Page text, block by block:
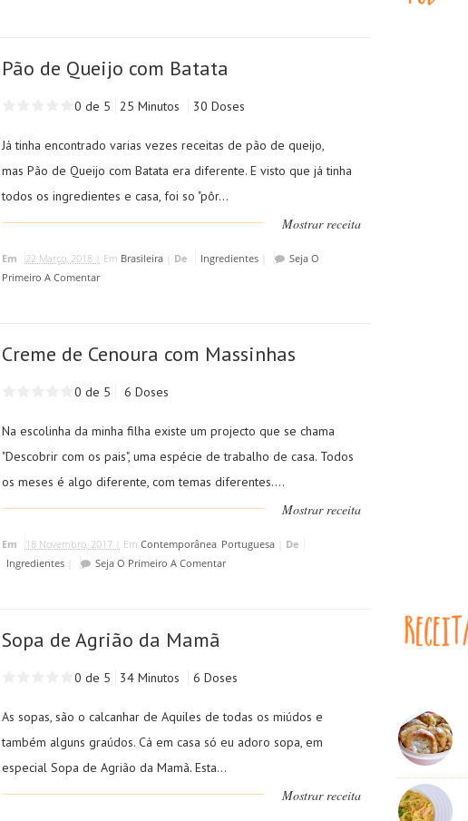
Pão de Queijo com Batata
0 de 5 25 Minutos 30 Doses
Já tinha encontrado varias vezes receitas de pão de queijo,
mas Pão de Queijo com Batata era diferente. E visto que já tinha
todos os ingredientes e casa, foi so "pôr...
Mostrar receita
Em 22 Março, 2018 | Em Brasileira| De Ingredientes|
Seja O
Primeiro A Comentar
Creme de Cenoura com Massinhas
0 de 5 6 Doses
Na escolinha da minha filha existe um projecto que se chama
"Descobrir com os pais", uma espécie de trabalho de casa. Todos
os meses é algo diferente, com temas diferentes....
Mostrar receita
Em 18 Novembro, 2017 | Em Contemporânea, Portuguesa| De
Ingredientes| Seja O Primeiro A Comentar
Sopa de Agrião da Mamã
0 de 5 34 Minutos 6 Doses
As sopas, são o calcanhar de Aquiles de todas os miúdos e
também alguns graúdos. Cá em casa só eu adoro sopa, em
especial Sopa de Agrião da Mamã. Esta...
Mostrar receita